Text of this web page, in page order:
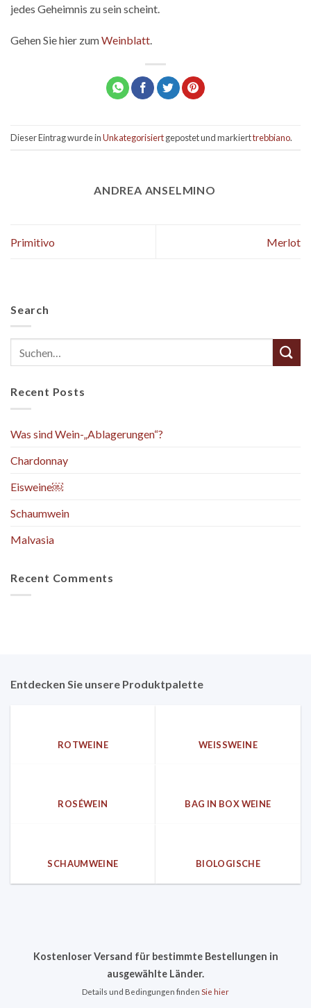
jedes Geheimnis zu sein scheint.
Gehen Sie hier zumWeinblatt.
Dieser Eintrag wurde inUnkategorisiertgepostet und markierttrebbiano.
ANDREA ANSELMINO
Primitivo Merlot
Search
Recent Posts
Was sind Wein-„Ablagerungen“?
Chardonnay
Eisweine￼
Schaumwein
Malvasia
Recent Comments
Entdecken Sie unsere Produktpalette
ROTWEINE WEISSWEINE
ROSÉWEIN BAG IN BOX WEINE
SCHAUMWEINE BIOLOGISCHE
Kostenloser Versand für bestimmte Bestellungen in
ausgewählte Länder.
Details und Bedingungen finden Sie hier